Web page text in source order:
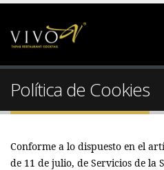
Política de Cookies
Conforme a lo dispuesto en el
de 11 de julio, de Servicios de la